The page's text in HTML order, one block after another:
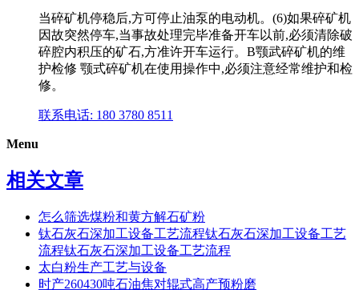
当碎矿机停稳后,方可停止油泵的电动机。(6)如果碎矿机
因故突然停车,当事故处理完毕准备开车以前,必须清除破
碎腔内积压的矿石,方准许开车运行。B颚武碎矿机的维
护检修 颚式碎矿机在使用操作中,必须注意经常维护和检
修。
联系电话: 180 3780 8511
Menu
相关文章
怎么筛选煤粉和黄方解石矿粉
钛石灰石深加工设备工艺流程钛石灰石深加工设备工艺
流程钛石灰石深加工设备工艺流程
太白粉生产工艺与设备
时产260430吨石油焦对辊式高产预粉磨